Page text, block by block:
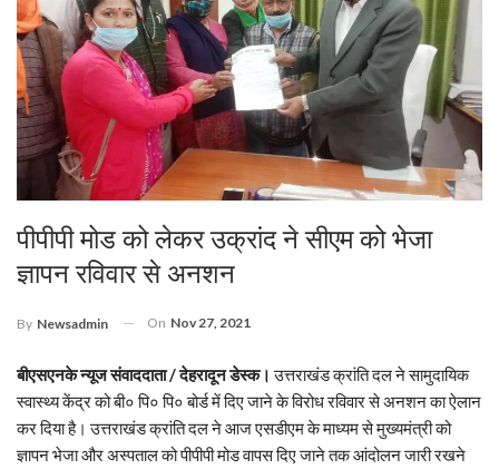
पीपीपी मोड को लेकर उक्रांद ने सीएम को भेजा
ज्ञापन रविवार से अनशन
By Newsadmin On Nov 27, 2021
बीएसएनके न्यूज संवाददाता / देहरादून डेस्क। उत्तराखंड क्रांति दल ने सामुदायिक
स्वास्थ्य केंद्र को बी० पि० पि० बोर्ड में दिए जाने के विरोध रविवार से अनशन का ऐलान
कर दिया है। उत्तराखंड क्रांति दल ने आज एसडीएम के माध्यम से मुख्यमंत्री को
ज्ञापन भेजा और अस्पताल को पीपीपी मोड वापस दिए जाने तक आंदोलन जारी रखने